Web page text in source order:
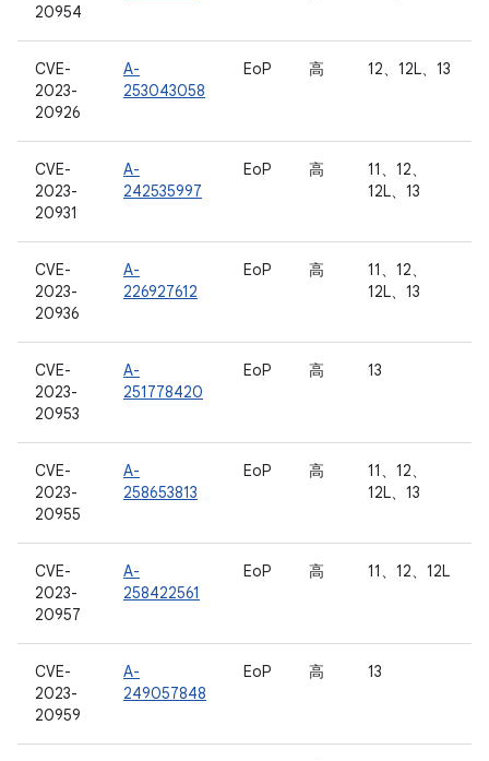
20954
CVE-
2023-
20926
A-
253043058
EoP 高 12、12L、13
CVE-
2023-
20931
A-
242535997
EoP 高
11、12、
12L、13
CVE-
2023-
20936
A-
226927612
EoP 高
11、12、
12L、13
CVE-
2023-
20953
A-
251778420
EoP 高 13
CVE-
2023-
20955
A-
258653813
EoP 高
11、12、
12L、13
CVE-
2023-
20957
A-
258422561
EoP 高 11、12、12L
CVE-
2023-
20959
A-
249057848
EoP 高 13